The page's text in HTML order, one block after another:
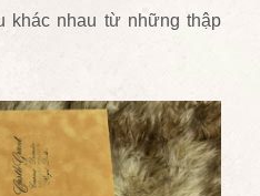
khác nhau từ những thập